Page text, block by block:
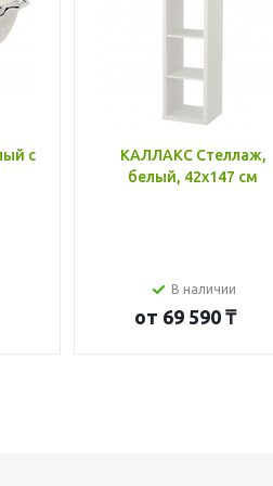
с
КАЛЛАКС Стеллаж,
белый, 42x147 см
В наличии
от 69 590 ₸